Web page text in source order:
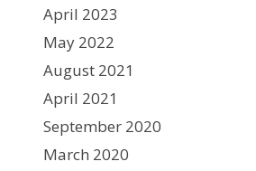
April 2023
May 2022
August 2021
April 2021
September 2020
March 2020